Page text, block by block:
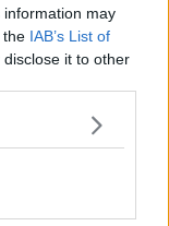
information may
the IAB’s List of
it to other
un frammento del
l'insediamento
l'umanità deve
tue. La scienza di